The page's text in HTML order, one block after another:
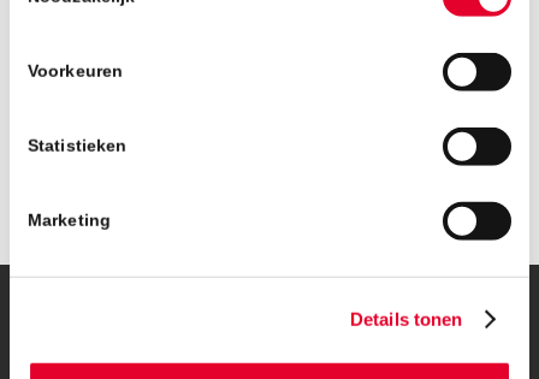
Voorkeuren
Statistieken
Marketing
Details tonen
BanGroep|Algemene